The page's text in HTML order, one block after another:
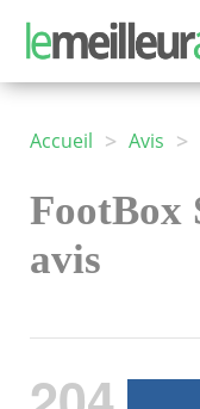
Accueil > Avis >
FootBox
avis